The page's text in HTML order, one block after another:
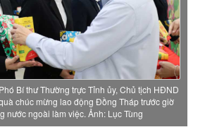
Bí thư Thường trực Tỉnh ủy, Chủ tịch HĐND
chúc mừng lao động Đồng Tháp trước giờ
nước ngoài làm việc. Ảnh: Lục Tùng